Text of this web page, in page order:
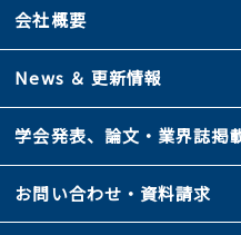
会社概要
News ＆ 更新情報
学会発表、論文・業界誌掲
お問い合わせ・資料請求